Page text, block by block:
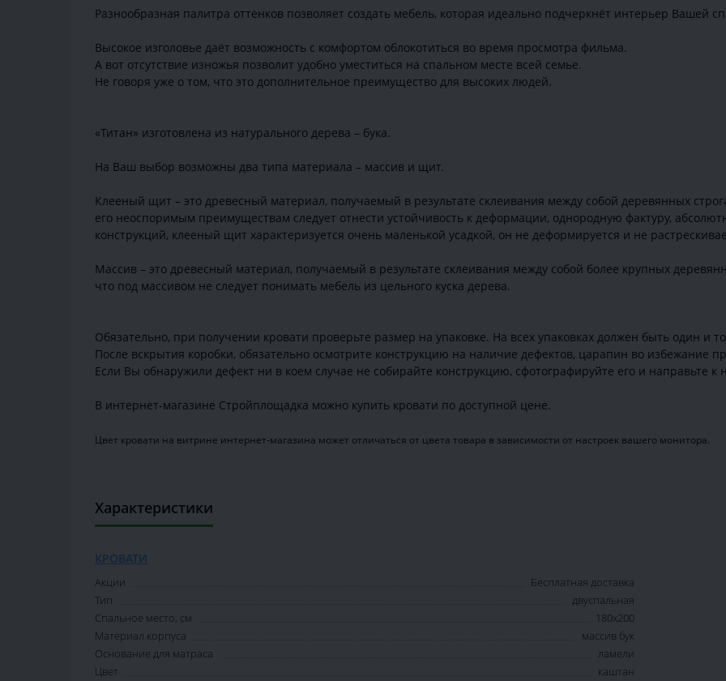
Разнообразная палитра оттенков позволяет создать мебель, которая идеально подчеркнёт интерьер Вашей
Высокое изголовье даёт возможность с комфортом облокотиться во время просмотра фильма.
А вот отсутствие изножья позволит удобно уместиться на спальном месте всей семье.
Не говоря уже о том, что это дополнительное преимущество для высоких людей.
«Титан» изготовлена из натурального дерева – бука.
На Ваш выбор возможны два типа материала – массив и щит.
Клееный щит – это древесный материал, получаемый в результате склеивания между собой деревянных
его неоспоримым преимуществам следует отнести устойчивость к деформации, однородную фактуру,
конструкций, клееный щит характеризуется очень маленькой усадкой, он не деформируется и не
Массив – это древесный материал, получаемый в результате склеивания между собой более крупных
что под массивом не следует понимать мебель из цельного куска дерева.
Обязательно, при получении кровати проверьте размер на упаковке. На всех упаковках должен быть один и
После вскрытия коробки, обязательно осмотрите конструкцию на наличие дефектов, царапин во избежание
Если Вы обнаружили дефект ни в коем случае не собирайте конструкцию, сфотографируйте его и направьте к
В интернет-магазине Стройплощадка можно купить кровати по доступной цене.
Цвет кровати на витрине интернет-магазина может отличаться от цвета товара в зависимости от настроек вашего монитора.
Характеристики
КРОВАТИ
Акции
Бесплатная доставка
Тип
двуспальная
Спальное место, см
180х200
Материал корпуса
массив бук
Основание для матраса
ламели
Цвет
каштан